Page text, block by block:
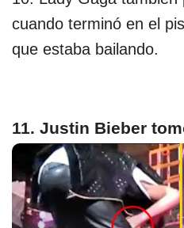
cuando terminó en el
que estaba bailando.
11. Justin Bieber